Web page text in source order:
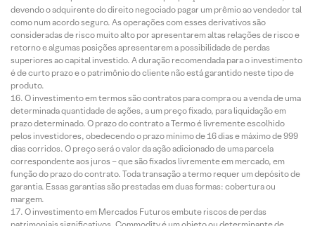
devendo o adquirente do direito negociado pagar um prêmio ao vendedor tal
como num acordo seguro. As operações com esses derivativos são
consideradas de risco muito alto por apresentarem altas relações de risco e
retorno e algumas posições apresentarem a possibilidade de perdas
superiores ao capital investido. A duração recomendada para o investimento
é de curto prazo e o patrimônio do cliente não está garantido neste tipo de
produto.
O investimento em termos são contratos para compra ou a venda de uma
determinada quantidade de ações, a um preço fixado, para liquidação em
prazo determinado. O prazo do contrato a Termo é livremente escolhido
pelos investidores, obedecendo o prazo mínimo de 16 dias e máximo de 999
dias corridos. O preço será o valor da ação adicionado de uma parcela
correspondente aos juros – que são fixados livremente em mercado, em
função do prazo do contrato. Toda transação a termo requer um depósito de
garantia. Essas garantias são prestadas em duas formas: cobertura ou
margem.
O investimento em Mercados Futuros embute riscos de perdas